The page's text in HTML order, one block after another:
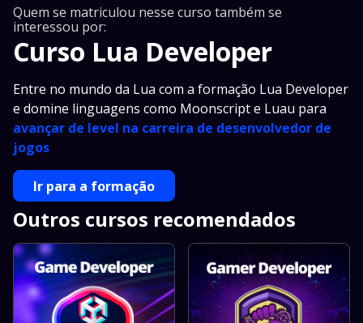
Quem se matriculou nesse curso também se
interessou por:
Curso Lua Developer
Entre no mundo da Lua com a formação Lua Developer
e domine linguagens como Moonscript e Luau para
avançar de level na carreira de desenvolvedor de
jogos
Ir para a formação
Outros cursos recomendados